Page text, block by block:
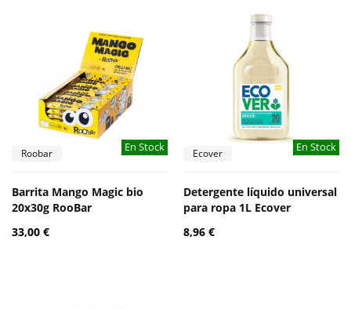
En Stock
Roobar
Barrita Mango Magic bio
20x30g RooBar
33,00 €
En Stock
Ecover
Detergente líquido universal
para ropa 1L Ecover
8,96 €